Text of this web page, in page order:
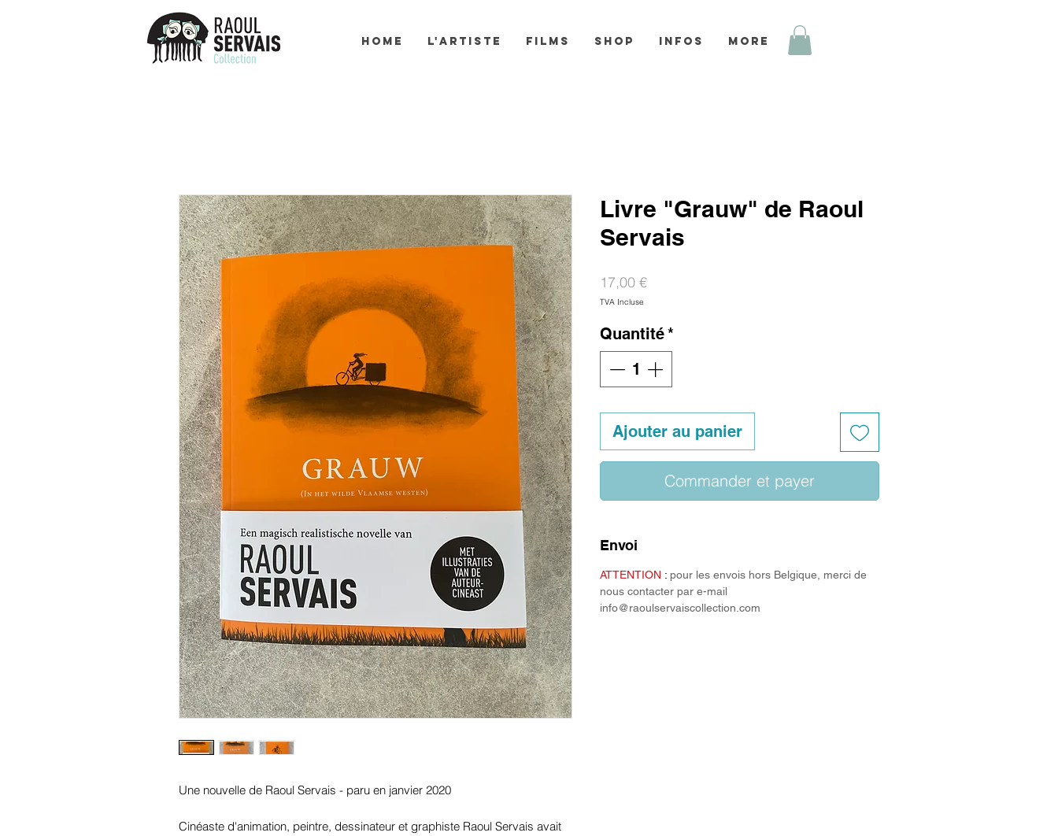
HOME L'ARTISTE FILMS SHOP INFOS More
Une nouvelle de Raoul Servais - paru en janvier 2020
Cinéaste d'animation, peintre, dessinateur et graphiste Raoul Servais avait
Livre "Grauw" de Raoul
Servais
17,00 €Prix
TVA Incluse
Quantité*
Ajouter au panier
Commander et payer
Envoi
ATTENTION : pour les envois hors Belgique, merci de
nous contacter par e-mail
info@raoulservaiscollection.com